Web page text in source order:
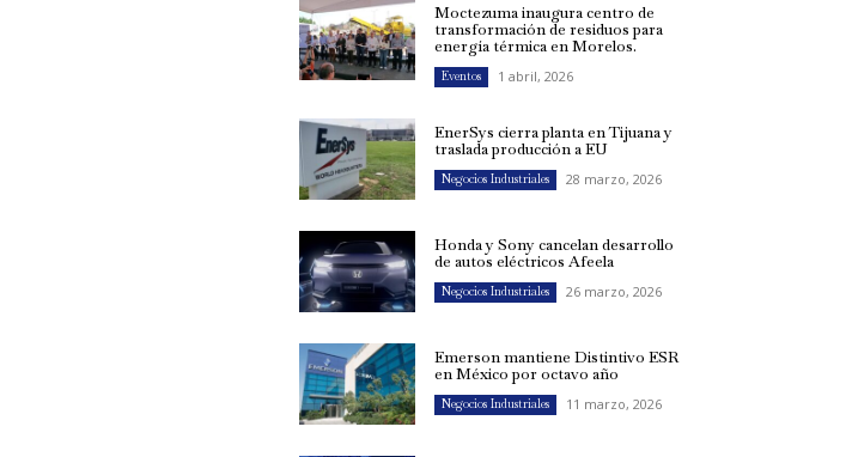
Moctezuma inaugura centro de
transformación de residuos para
energía térmica en Morelos.
Eventos 1 abril, 2026
EnerSys cierra planta en Tijuana y
traslada producción a EU
Negocios Industriales 28 marzo, 2026
Honda y Sony cancelan desarrollo
de autos eléctricos Afeela
Negocios Industriales 26 marzo, 2026
Emerson mantiene Distintivo ESR
en México por octavo año
Negocios Industriales 11 marzo, 2026